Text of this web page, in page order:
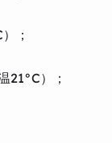
；
21°C）；